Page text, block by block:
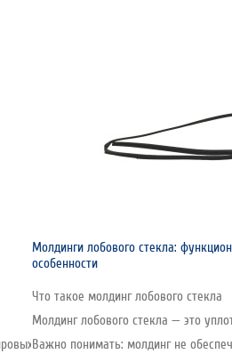
производителей стекла, включая
Молдинги лобового стекла:
особенности
Что такое молдинг лобового стекла
Молдинг лобового стекла — это
Важно понимать: молдинг не